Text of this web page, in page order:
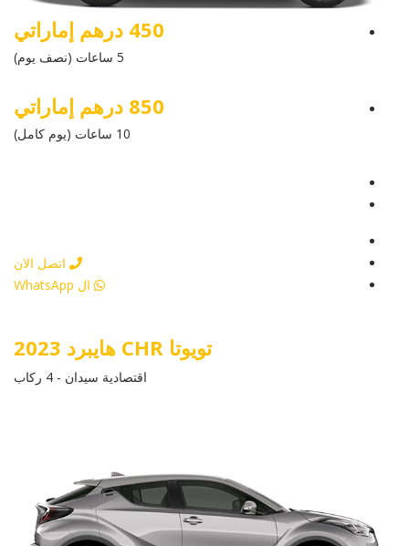
450 درهم إماراتي
5 ساعات (نصف يوم)
850 درهم إماراتي
10 ساعات (يوم كامل)
اتصل الان
ال WhatsApp
تويوتا CHR هايبرد 2023
اقتصادية سيدان - 4 ركاب